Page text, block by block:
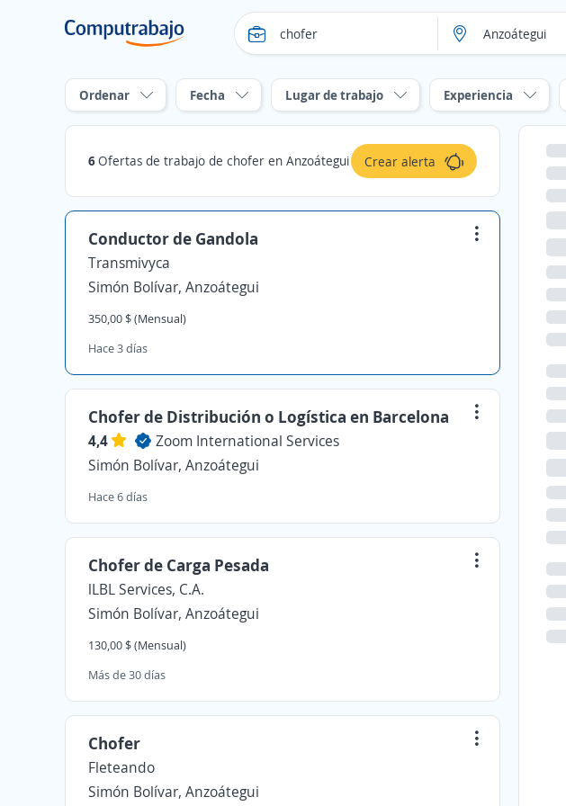
Ordenar Fecha Lugar de trabajo Experiencia
6Ofertas de trabajo de chofer en Anzoátegui Crear alerta
Conductor de Gandola
Transmivyca
Simón Bolívar, Anzoátegui
350,00 $ (Mensual)
Hace 3 días
Chofer de Distribución o Logística en Barcelona
4,4
Zoom International Services
Simón Bolívar, Anzoátegui
Hace 6 días
Chofer de Carga Pesada
lLBL Services, C.A.
Simón Bolívar, Anzoátegui
130,00 $ (Mensual)
Más de 30 días
Chofer
Fleteando
Simón Bolívar, Anzoátegui